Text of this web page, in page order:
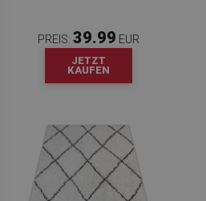
PREIS: 39.99 EUR
JETZT
KAUFEN